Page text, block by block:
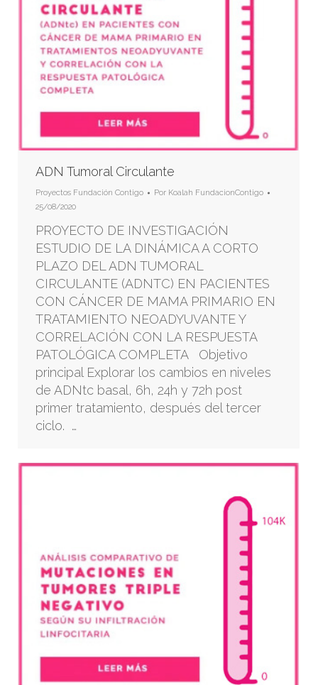
ADN Tumoral Circulante
Proyectos Fundación Contigo Por Koalah FundacionContigo
25/08/2020
PROYECTO DE INVESTIGACIÓN
ESTUDIO DE LA DINÁMICA A CORTO
PLAZO DEL ADN TUMORAL
CIRCULANTE (ADNTC) EN PACIENTES
CON CÁNCER DE MAMA PRIMARIO EN
TRATAMIENTO NEOADYUVANTE Y
CORRELACIÓN CON LA RESPUESTA
PATOLÓGICA COMPLETA Objetivo
principal Explorar los cambios en niveles
de ADNtc basal, 6h, 24h y 72h post
primer tratamiento, después del tercer
ciclo. …